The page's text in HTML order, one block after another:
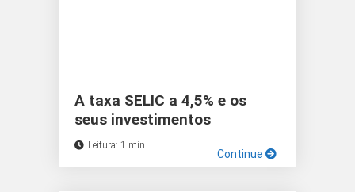
A taxa SELIC a 4,5% e os
seus investimentos
Leitura: 1 min
Continue